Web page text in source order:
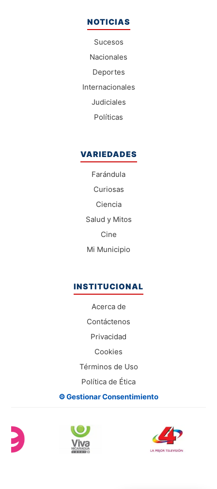
NOTICIAS
Sucesos
Nacionales
Deportes
Internacionales
Judiciales
Políticas
VARIEDADES
Farándula
Curiosas
Ciencia
Salud y Mitos
Cine
Mi Municipio
INSTITUCIONAL
Acerca de
Contáctenos
Privacidad
Cookies
Términos de Uso
Política de Ética
⚙️ Gestionar Consentimiento